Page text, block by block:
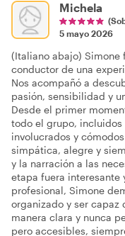
Michela
5 mayo 2026
(Italiano abajo) Simone
conductor de una
Nos acompañó a
pasión, sensibilidad y
Desde el primer
todo el grupo, incluidos
involucrados y
simpática, alegre y
y la narración a las
etapa fuera interesante
profesional, Simone
organizado y ser
manera clara y nunca
pero accesibles,